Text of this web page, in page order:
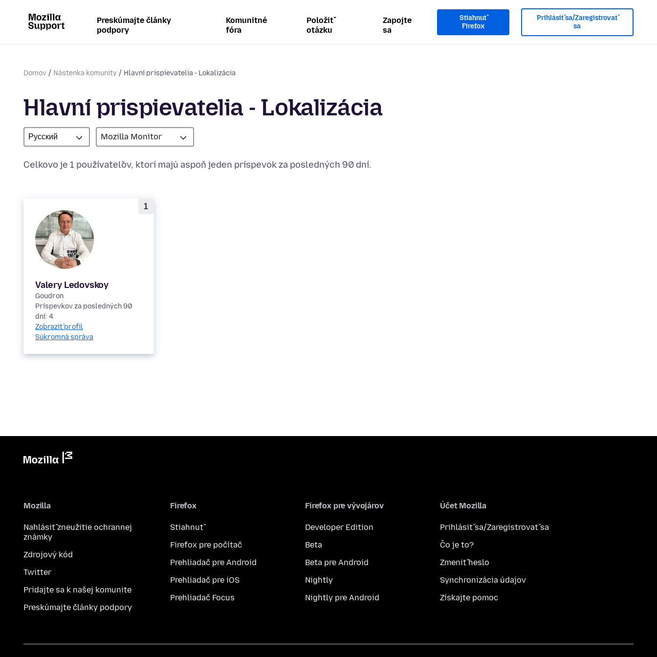
Preskúmajte články
podpory
Komunitné
fóra
Položiť
otázku
Zapojte
sa
Stiahnuť
Firefox
Prihlásiť sa/Zaregistrovať
sa
Domov Nástenka komunity Hlavní prispievatelia - Lokalizácia
Hlavní prispievatelia - Lokalizácia
Русский Mozilla Monitor
Celkovo je 1 používateľov, ktorí majú aspoň jeden príspevok za posledných 90 dní.
1
Valery Ledovskoy
Goudron
Príspevkov za posledných 90
dní: 4
Zobraziť profil
Súkromná správa
Mozilla
Nahlásiť zneužitie ochrannej
známky
Zdrojový kód
Twitter
Pridajte sa k našej komunite
Preskúmajte články podpory
Firefox
Stiahnuť
Firefox pre počítač
Prehliadač pre Android
Prehliadač pre iOS
Prehliadač Focus
Firefox pre vývojárov
Developer Edition
Beta
Beta pre Android
Nightly
Nightly pre Android
Účet Mozilla
Prihlásiť sa/Zaregistrovať sa
Čo je to?
Zmeniť heslo
Synchronizácia údajov
Získajte pomoc